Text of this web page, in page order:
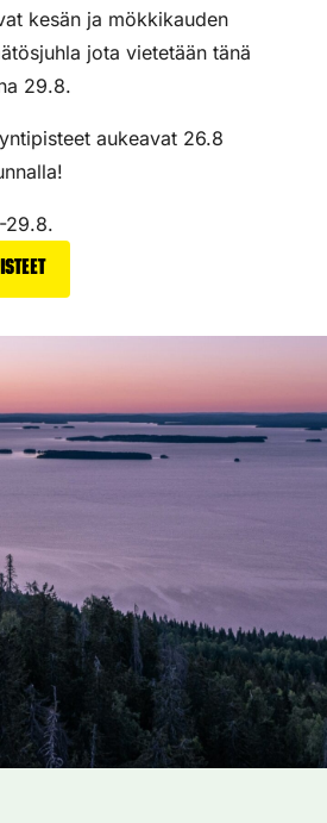
kesän ja mökkikauden
jota vietetään tänä
29.8.
aukeavat 26.8
29.8.